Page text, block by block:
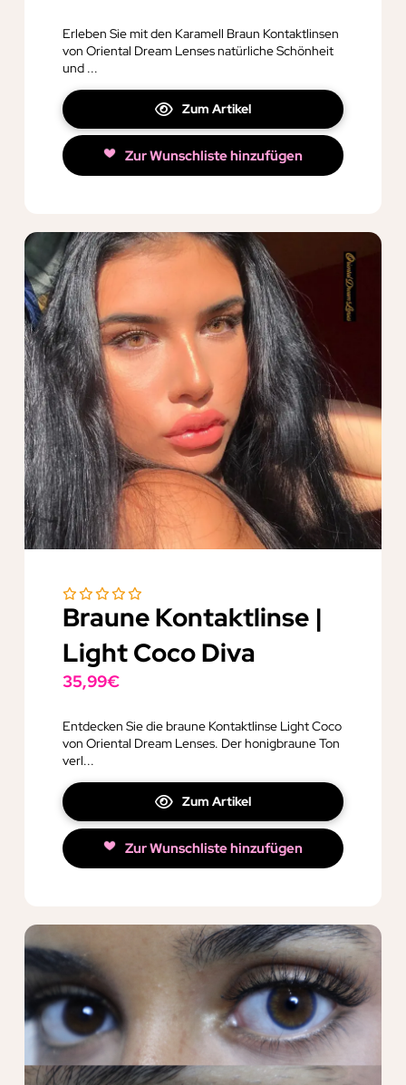
Erleben Sie mit den Karamell Braun Kontaktlinsen
von Oriental Dream Lenses natürliche Schönheit
und ...
Zum Artikel
Zur Wunschliste hinzufügen
Braune Kontaktlinse |
Light Coco Diva
35,99€
Entdecken Sie die braune Kontaktlinse Light Coco
von Oriental Dream Lenses. Der honigbraune Ton
verl...
Zum Artikel
Zur Wunschliste hinzufügen